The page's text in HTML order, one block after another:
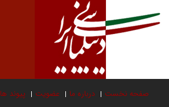
صفحه نخست درباره ما عضویت پیوند ها